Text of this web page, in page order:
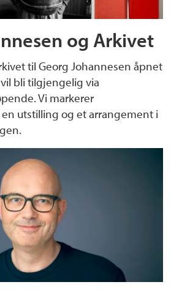
og Arkivet
til Georg Johannesen åpnet
bli tilgjengelig via
Vi markerer
utstilling og et arrangement i